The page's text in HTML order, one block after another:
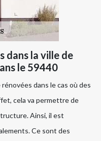
dans la ville de
le 59440
dans le cas où des
cela va permettre de
Ainsi, il est
Ce sont des